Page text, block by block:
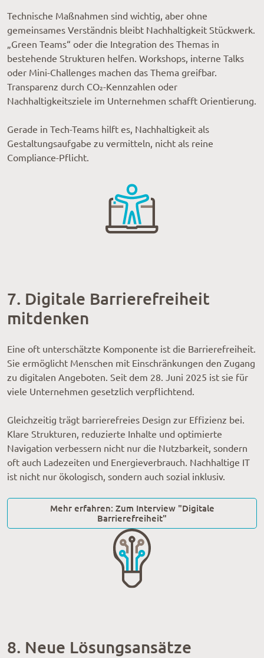
Technische Maßnahmen sind wichtig, aber ohne
gemeinsames Verständnis bleibt Nachhaltigkeit Stückwerk.
„Green Teams“ oder die Integration des Themas in
bestehende Strukturen helfen. Workshops, interne Talks
oder Mini-Challenges machen das Thema greifbar.
Transparenz durch CO₂-Kennzahlen oder
Nachhaltigkeitsziele im Unternehmen schafft Orientierung.
Gerade in Tech-Teams hilft es, Nachhaltigkeit als
Gestaltungsaufgabe zu vermitteln, nicht als reine
Compliance-Pflicht.
7. Digitale Barrierefreiheit
mitdenken
Eine oft unterschätzte Komponente ist die Barrierefreiheit.
Sie ermöglicht Menschen mit Einschränkungen den Zugang
zu digitalen Angeboten. Seit dem 28. Juni 2025 ist sie für
viele Unternehmen gesetzlich verpflichtend.
Gleichzeitig trägt barrierefreies Design zur Effizienz bei.
Klare Strukturen, reduzierte Inhalte und optimierte
Navigation verbessern nicht nur die Nutzbarkeit, sondern
oft auch Ladezeiten und Energieverbrauch. Nachhaltige IT
ist nicht nur ökologisch, sondern auch sozial inklusiv.
Mehr erfahren: Zum Interview "Digitale
Barrierefreiheit"
8. Neue Lösungsansätze